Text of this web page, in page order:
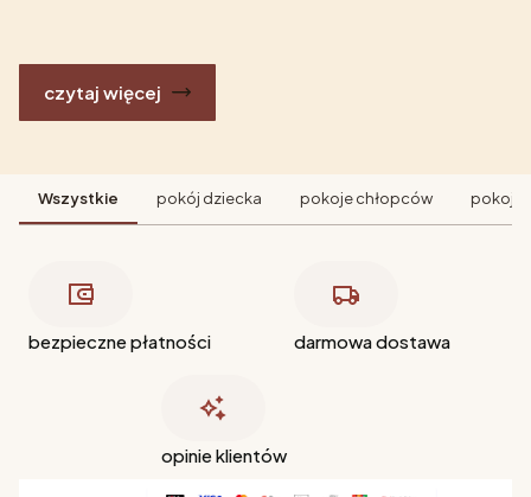
czytaj więcej
Wszystkie pokój dziecka pokoje chłopców pokoje
bezpieczne płatności darmowa dostawa
opinie klientów